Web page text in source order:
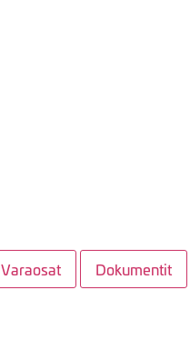
Varaosat Dokumentit